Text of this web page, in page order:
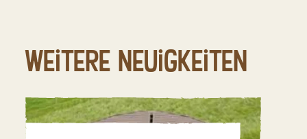
Weitere Neuigkeiten